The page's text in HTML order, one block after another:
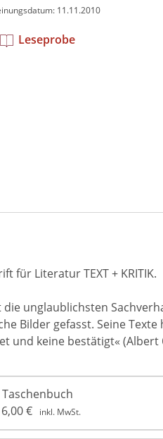
11.11.2010
Leseprobe
für Literatur TEXT + KRITIK.
unglaublichsten
gefasst. Seine
und keine bestätigt« (Albert
Taschenbuch
€ inkl. MwSt.